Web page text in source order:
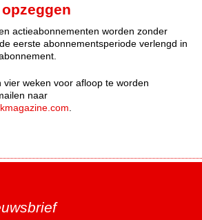
actieabonnementen worden zonder
eerste abonnementsperiode verlengd in
vier weken voor afloop te worden
naar